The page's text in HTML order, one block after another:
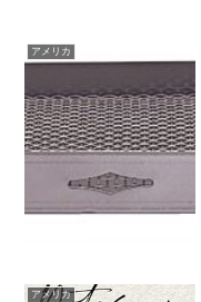
アメリカ
アメリカ